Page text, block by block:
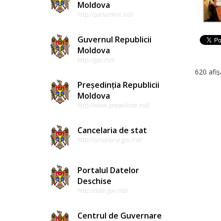
Moldova
http://parlament.md/
Guvernul Republicii
Moldova
http://gov.md/
Președinția Republicii
Moldova
http://www.presedinte.md/
Cancelaria de stat
http://cancelaria.gov.md/
Portalul Datelor
Deschise
http://date.gov.md/
Centrul de Guvernare
620